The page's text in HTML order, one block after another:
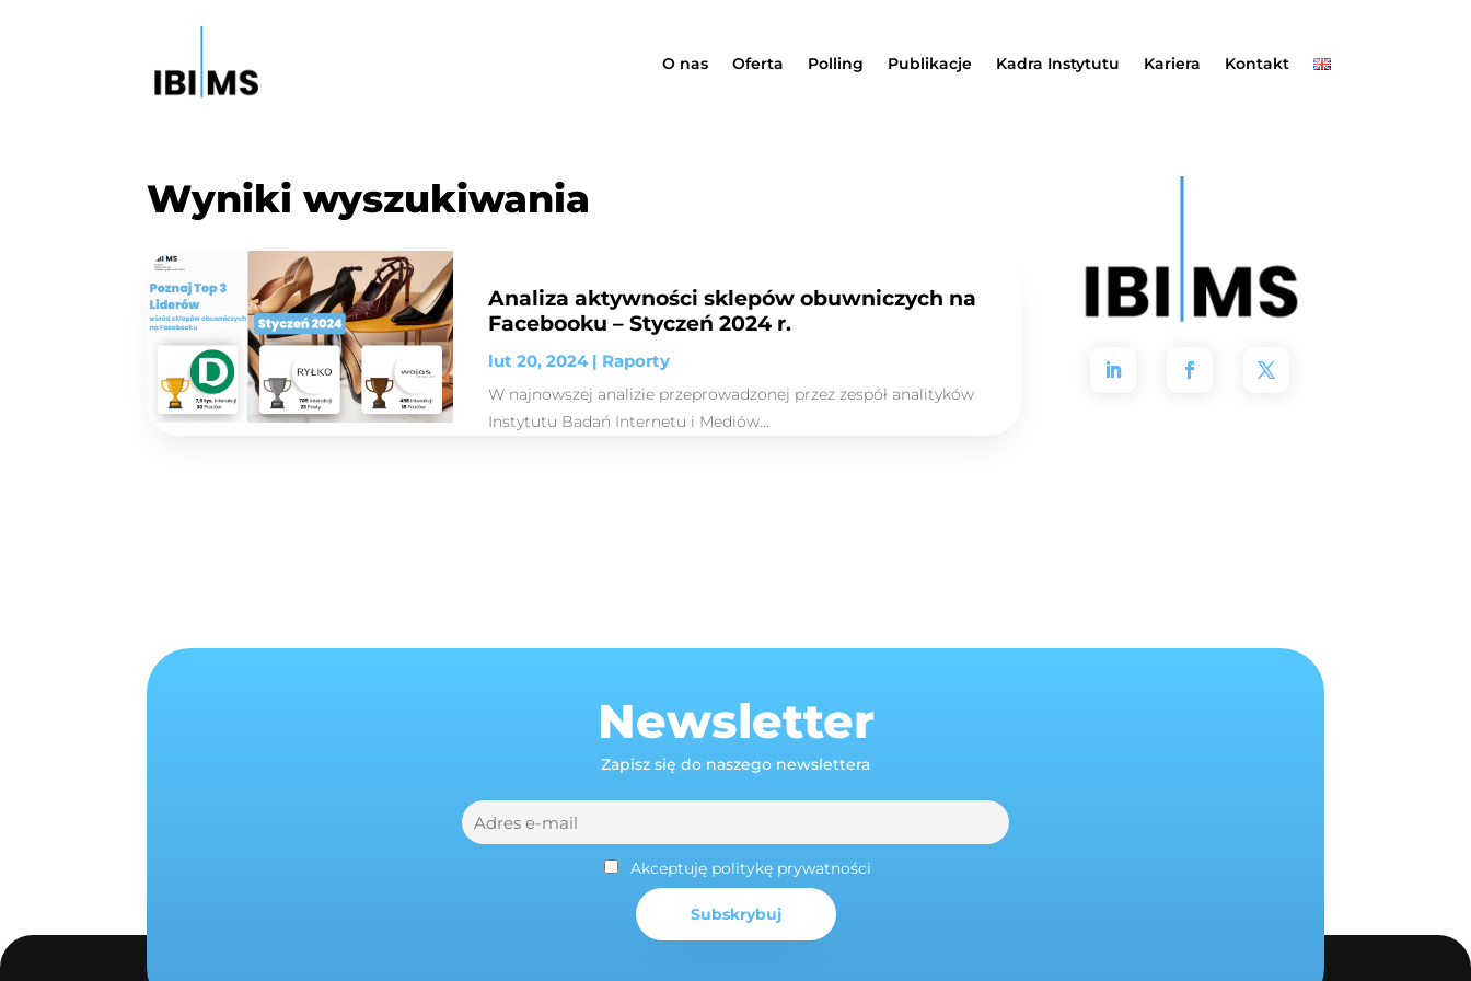
O nas Oferta Polling Publikacje Kadra Instytutu Kariera Kontakt
Wyniki wyszukiwania
Analiza aktywności sklepów obuwniczych na
Facebooku – Styczeń 2024 r.
lut 20, 2024| Raporty
W najnowszej analizie przeprowadzonej przez zespół analityków
Instytutu Badań Internetu i Mediów...
Newsletter
Zapisz się do naszego newslettera
Akceptuję politykę prywatności